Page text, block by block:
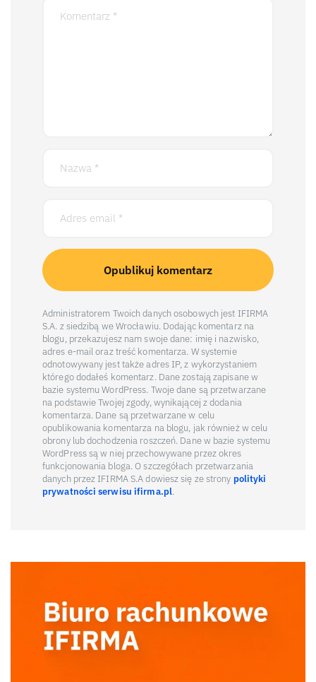
Administratorem Twoich danych osobowych jest IFIRMA
S.A. z siedzibą we Wrocławiu. Dodając komentarz na
blogu, przekazujesz nam swoje dane: imię i nazwisko,
adres e-mail oraz treść komentarza. W systemie
odnotowywany jest także adres IP, z wykorzystaniem
którego dodałeś komentarz. Dane zostają zapisane w
bazie systemu WordPress. Twoje dane są przetwarzane
na podstawie Twojej zgody, wynikającej z dodania
komentarza. Dane są przetwarzane w celu
opublikowania komentarza na blogu, jak również w celu
obrony lub dochodzenia roszczeń. Dane w bazie systemu
WordPress są w niej przechowywane przez okres
funkcjonowania bloga. O szczegółach przetwarzania
danych przez IFIRMA S.A dowiesz się ze strony polityki
prywatności serwisu ifirma.pl.